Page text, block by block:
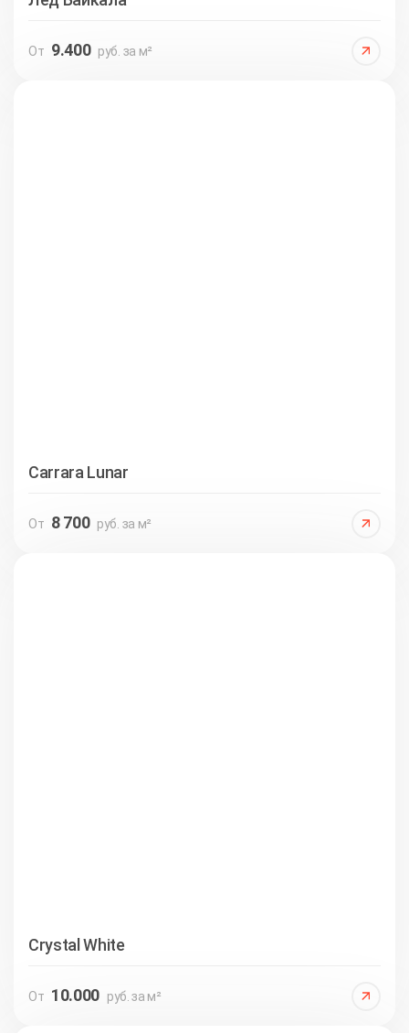
От 9.400 руб. за м²
Carrara Lunar
От 8 700 руб. за м²
Crystal White
От 10.000 руб. за м²